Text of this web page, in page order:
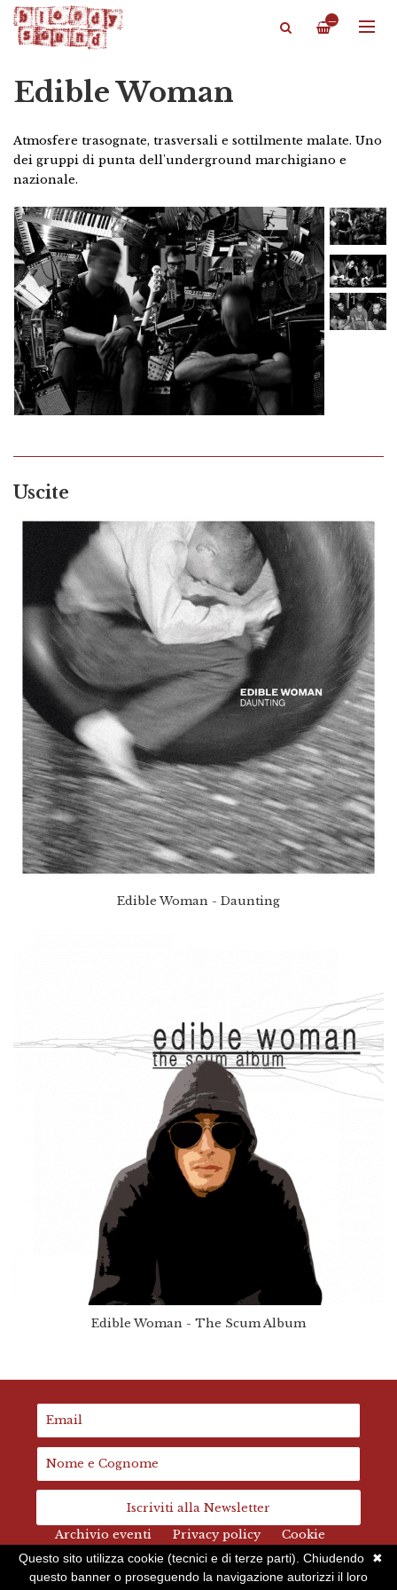
—
Edible Woman
Atmosfere trasognate, trasversali e sottilmente malate. Uno
dei gruppi di punta dell'underground marchigiano e
nazionale.
Uscite
Edible Woman - Daunting
Edible Woman - The Scum Album
Iscriviti alla Newsletter
Archivio eventi
Privacy policy Cookie
✖
Questo sito utilizza cookie (tecnici e di terze parti). Chiudendo
questo banner o proseguendo la navigazione autorizzi il loro